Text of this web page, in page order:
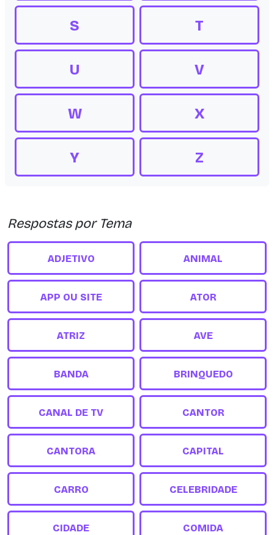
S T
U V
W X
Y Z
Respostas por Tema
ADJETIVO ANIMAL
APP OU SITE ATOR
ATRIZ AVE
BANDA BRINQUEDO
CANAL DE TV CANTOR
CANTORA CAPITAL
CARRO CELEBRIDADE
CIDADE COMIDA